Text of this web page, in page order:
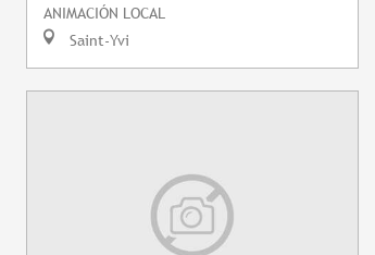
ANIMACIÓN LOCAL
Saint-Yvi